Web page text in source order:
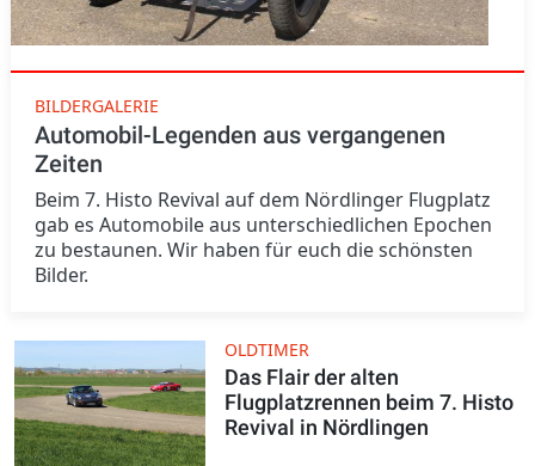
BILDERGALERIE
Automobil-Legenden aus vergangenen
Zeiten
Beim 7. Histo Revival auf dem Nördlinger Flugplatz
gab es Automobile aus unterschiedlichen Epochen
zu bestaunen. Wir haben für euch die schönsten
Bilder.
OLDTIMER
Das Flair der alten
Flugplatzrennen beim 7. Histo
Revival in Nördlingen